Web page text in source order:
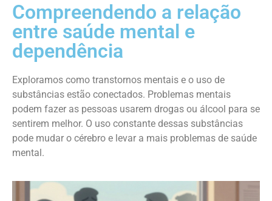
Compreendendo a relação
entre saúde mental e
dependência
Exploramos como transtornos mentais e o uso de
substâncias estão conectados. Problemas mentais
podem fazer as pessoas usarem drogas ou álcool para se
sentirem melhor. O uso constante dessas substâncias
pode mudar o cérebro e levar a mais problemas de saúde
mental.